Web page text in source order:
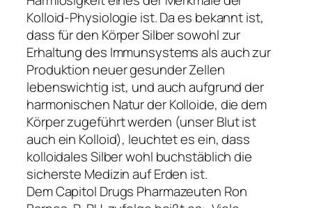
Kolloid-Physiologie ist. Da es bekannt ist,
dass für den Körper Silber sowohl zur
Erhaltung des Immunsystems als auch zur
Produktion neuer gesunder Zellen
lebenswichtig ist, und auch aufgrund der
harmonischen Natur der Kolloide, die dem
Körper zugeführt werden (unser Blut ist
auch ein Kolloid), leuchtet es ein, dass
kolloidales Silber wohl buchstäblich die
sicherste Medizin auf Erden ist.
Dem Capitol Drugs Pharmazeuten Ron